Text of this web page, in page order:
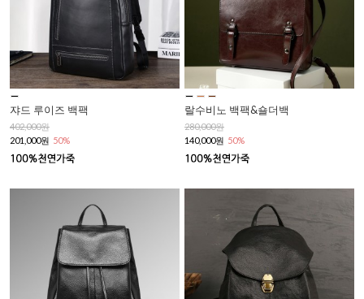
쟈드 루이즈 백팩
402,000원
201,000원 50%
랄수비노 백팩&숄더백
280,000원
140,000원 50%